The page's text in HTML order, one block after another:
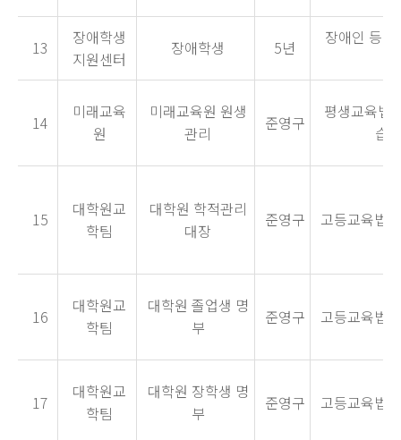
13
장애학생
지원센터
장애학생 5년
장애인 등
14
미래교육
원
미래교육원 원생
관리
준영구
평생교육법
습
15
대학원교
학팀
대학원 학적관리
대장
준영구 고등교육법
16
대학원교
학팀
대학원 졸업생 명
부
준영구 고등교육법
17
대학원교
학팀
대학원 장학생 명
부
준영구 고등교육법